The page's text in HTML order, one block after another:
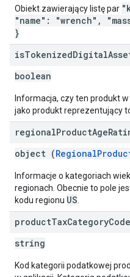
Obiekt zawierający listę par
"name": "wrench",
}
isTokenizedDigital
boolean
Informacja, czy ten produkt
jako produkt reprezentujący
regionalProductAge
object (
Informacje o kategoriach
regionach. Obecnie to pole
kodu regionu US
productTaxCategoryCode
string
Kod kategorii podatkowej